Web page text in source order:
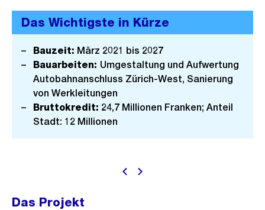
Das Wichtigste in Kürze
Bauzeit: März 2021 bis 2027
Bauarbeiten: Umgestaltung und Aufwertung
Autobahnanschluss Zürich-West, Sanierung
von Werkleitungen
Bruttokredit: 24,7 Millionen Franken; Anteil
Stadt: 12 Millionen
Das Projekt